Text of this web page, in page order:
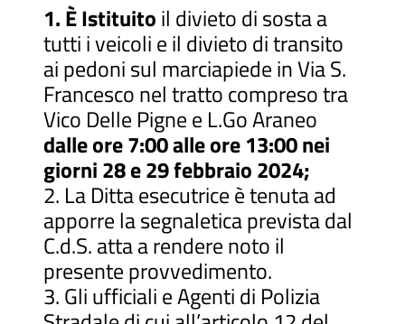
1. È Istituitoil divieto di sosta a
tutti i veicoli e il divieto di transito
ai pedoni sul marciapiede in Via S.
Francesco nel tratto compreso tra
Vico Delle Pigne e L.Go Araneo
dalle ore 7:00 alle ore 13:00 nei
giorni 28 e 29 febbraio 2024;
2. La Ditta esecutrice è tenuta ad
apporre la segnaletica prevista dal
C.d.S. atta a rendere noto il
presente provvedimento.
3. Gli ufficiali e Agenti di Polizia